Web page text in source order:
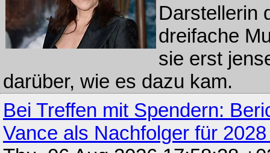
Darstellerin
dreifache
sie erst
darüber, wie es dazu kam.
Bei Treffen mit Spendern:
Vance als Nachfolger für